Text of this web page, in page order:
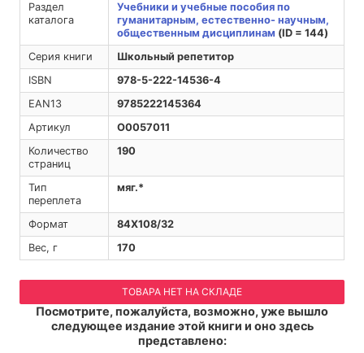
Раздел
каталога
Учебники и учебные пособия по
гуманитарным, естественно- научным,
общественным дисциплинам (ID = 144)
Серия книги
Школьный репетитор
ISBN
978-5-222-14536-4
EAN13
9785222145364
Артикул
O0057011
Количество
страниц
190
Тип
переплета
мяг.*
Формат
84Х108/32
Вес, г
170
ТОВАРА НЕТ НА СКЛАДЕ
Посмотрите, пожалуйста, возможно, уже вышло
следующее издание этой книги и оно здесь
представлено: